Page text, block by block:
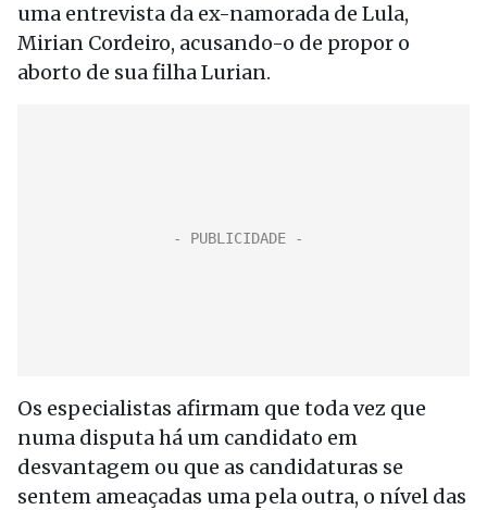
uma entrevista da ex-namorada de Lula,
Mirian Cordeiro, acusando-o de propor o
aborto de sua filha Lurian.
Os especialistas afirmam que toda vez que
numa disputa há um candidato em
desvantagem ou que as candidaturas se
sentem ameaçadas uma pela outra, o nível das